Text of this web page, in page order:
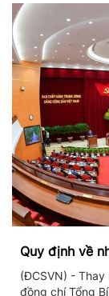
Quy định về
(ĐCSVN) - Thay
đồng chí Tổng